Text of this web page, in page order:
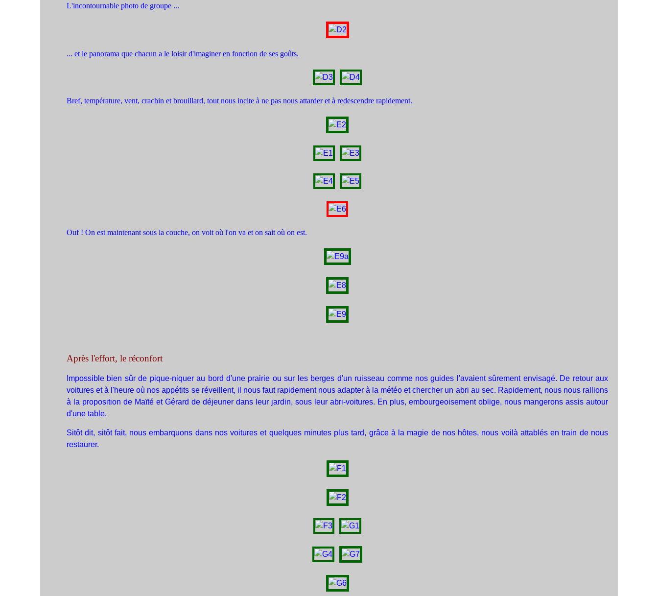
L'incontournable photo de groupe ...
... et le panorama que chacun a le loisir d'imaginer en fonction de ses goûts.
Bref, température, vent, crachin et brouillard, tout nous incite à ne pas nous attarder et à redescendre rapidement.
Ouf ! On est maintenant sous la couche, on voit où l'on va et on sait où on est.
Après l'effort, le réconfort
Impossible bien sûr de pique-niquer au bord d'une prairie ou sur les berges d'un ruisseau comme nos guides l'avaient sûrement envisagé. De retour aux
voitures et à l'heure où nos appétits se réveillent, il nous faut rapidement nous adapter à la météo et chercher un abri au sec. Rapidement, nous nous rallions
à la proposition de Maïté et Gérard de déjeuner dans leur jardin, sous leur abri-voitures. En plus, embourgeoisement oblige, nous mangerons assis autour
d'une table.
Sitôt dit, sitôt fait, nous embarquons dans nos voitures et quelques minutes plus tard, grâce à la magie de nos hôtes, nous voilà attablés en train de nous
restaurer.